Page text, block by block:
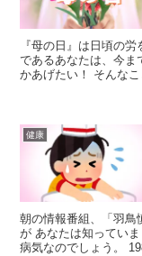
『母の日』は日頃の
であるあなたは、今ま
かあげたい！ そんな
健康
朝の情報番組、「羽
が あなたは知ってい
病気なのでしょう。